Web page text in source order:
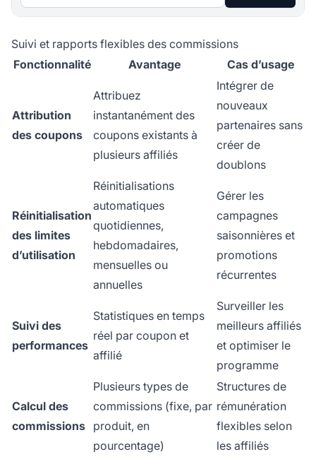
Suivi et rapports flexibles des commissions
Fonctionnalité
Avantage Cas d’usage
Attribution
des coupons
Attribuez
instantanément des
coupons existants à
plusieurs affiliés
Intégrer de
nouveaux
partenaires sans
créer de
doublons
Réinitialisation
des limites
d’utilisation
Réinitialisations
automatiques
quotidiennes,
hebdomadaires,
mensuelles ou
annuelles
Gérer les
campagnes
saisonnières et
promotions
récurrentes
Suivi des
performances
Statistiques en temps
réel par coupon et
affilié
Surveiller les
meilleurs affiliés
et optimiser le
programme
Calcul des
commissions
Plusieurs types de
commissions (fixe, par
produit, en
pourcentage)
Structures de
rémunération
flexibles selon
les affiliés